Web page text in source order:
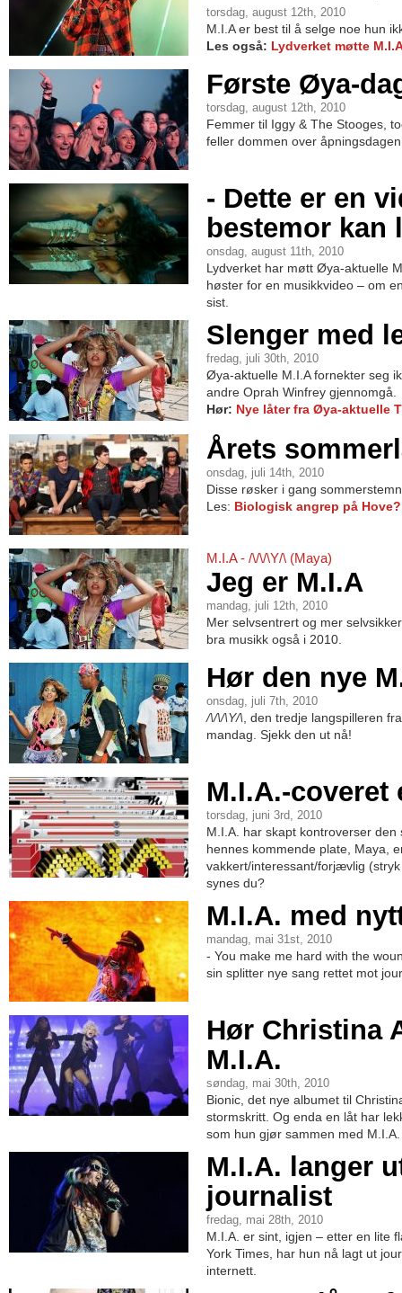
torsdag, august 12th, 2010
M.I.A er best til å selge noe hun
Les også: Lydverket møtte
Første Øya-
torsdag, august 12th, 2010
Femmer til Iggy & The Stooges,
feller dommen over
- Dette er en
bestemor kan
onsdag, august 11th, 2010
Lydverket har møtt Øya-aktuelle
høster for en musikkvideo – om
sist.
Slenger med
fredag, juli 30th, 2010
Øya-aktuelle M.I.A fornekter seg
andre Oprah Winfrey gjennomgå.
Hør: Nye låter fra Øya-aktuelle
Årets
onsdag, juli 14th, 2010
Disse røsker i gang
Les: Biologisk angrep på Hove?
M.I.A - /\/\/\Y/\ (Maya)
Jeg er M.I.A
mandag, juli 12th, 2010
Mer selvsentrert og mer
bra musikk også i 2010.
Hør den nye
onsdag, juli 7th, 2010
/\/\/\Y/\ , den tredje langspilleren
mandag. Sjekk den ut nå!
M.I.A.-coveret
torsdag, juni 3rd, 2010
M.I.A. har skapt kontroverser
hennes kommende plate, Maya,
vakkert/interessant/forjævlig
synes du?
M.I.A. med
mandag, mai 31st, 2010
- You make me hard with the
sin splitter nye sang rettet mot
Hør Christina
M.I.A.
søndag, mai 30th, 2010
Bionic, det nye albumet til
stormskritt. Og enda en låt har
som hun gjør sammen med
M.I.A. langer
journalist
fredag, mai 28th, 2010
M.I.A. er sint, igjen – etter en lite
York Times, har hun nå lagt ut
internett.